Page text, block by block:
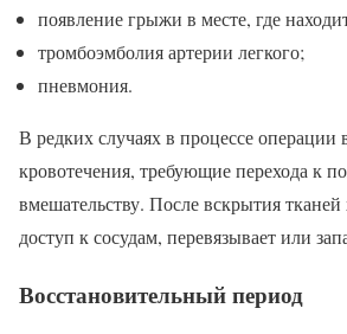
появление грыжи в месте, где
тромбоэмболия артерии легкого;
пневмония.
В редких случаях в процессе операции
кровотечения, требующие перехода к
вмешательству. После вскрытия тканей
доступ к сосудам, перевязывает или
Восстановительный период